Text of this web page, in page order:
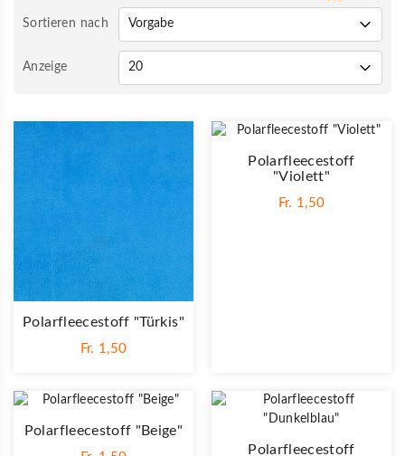
Sortieren nach
Anzeige
Polarfleecestoff "Türkis"
Fr. 1,50
Polarfleecestoff
"Violett"
Fr. 1,50
Polarfleecestoff "Beige"
Polarfleecestoff